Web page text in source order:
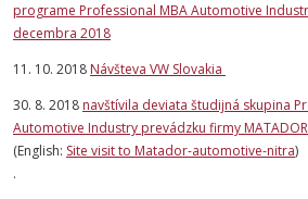
programe Professional MBA Automotive
decembra 2018
11. 10. 2018 Návšteva VW Slovakia
30. 8. 2018 navštívila deviata študijná skupina
Automotive Industry prevádzku firmy
(English: Site visit to Matador-automotive-nitra)
.